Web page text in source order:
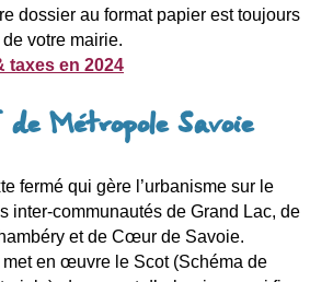
dossier au format papier est toujours
votre mairie.
taxes en 2024
Métropole Savoie
fermé qui gère l’urbanisme sur le
inter-communautés de Grand Lac, de
et de Cœur de Savoie.
met en œuvre le Scot (Schéma de